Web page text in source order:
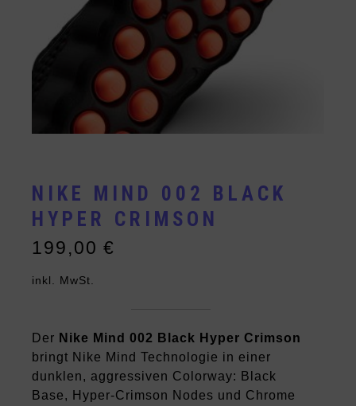
NIKE MIND 002 BLACK
HYPER CRIMSON
199,00€
inkl. MwSt.
Der Nike Mind 002 Black Hyper Crimson
bringt Nike Mind Technologie in einer
dunklen, aggressiven Colorway: Black
Base, Hyper-Crimson Nodes und Chrome